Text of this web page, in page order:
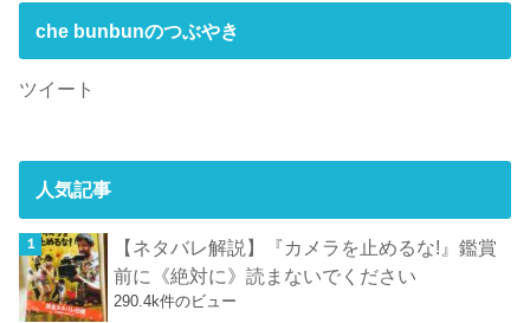
che bunbunのつぶやき
ツイート
人気記事
【ネタバレ解説】『カメラを止めるな!』鑑賞
前に《絶対に》読まないでください
290.4k件のビュー